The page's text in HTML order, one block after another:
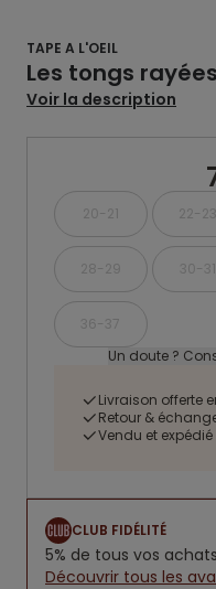
TAPE A L'OEIL
Les tongs
Voir la description
20-21 22-23
28-29 30-31
36-37
Un doute ?
Livraison offerte
Retour &
Vendu et
CLUB FIDÉLITÉ
5% de tous vos
Découvrir tous les